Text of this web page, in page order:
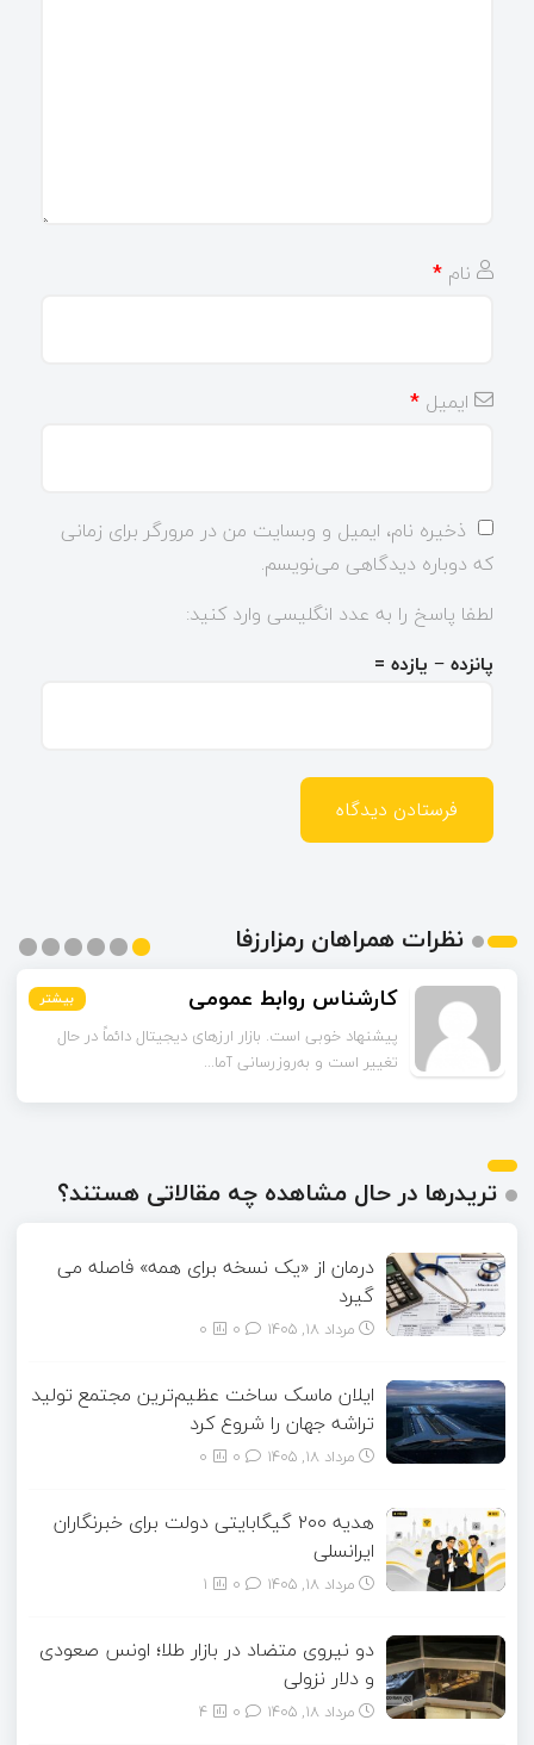
نام *
ایمیل *
ذخیره نام، ایمیل و وبسایت من در مرورگر برای زمانی
که دوباره دیدگاهی می‌نویسم.
لطفا پاسخ را به عدد انگلیسی وارد کنید:
پانزده − یازده =
نظرات همراهان رمزارزفا
بیشتر مشکات بیشتر
چند مورد از آمارهای مقاله مربوط به سال‌های گذشته است.
آیا امکان دارد نسخه به‌روز...
بیشتر
بیشتر
بیشتر
بیشتر
تریدرها در حال مشاهده چه مقالاتی هستند؟
درمان از «یک نسخه برای همه» فاصله می
گیرد
مرداد ۱۸, ۱۴۰۵ 0
ایلان ماسک ساخت عظیم‌ترین مجتمع تولید
تراشه جهان را شروع کرد
مرداد ۱۸, ۱۴۰۵ 0
هدیه ۲۰۰ گیگابایتی دولت برای خبرنگاران
ایرانسلی
مرداد ۱۸, ۱۴۰۵ 1
دو نیروی متضاد در بازار طلا؛ اونس صعودی
و دلار نزولی
مرداد ۱۸, ۱۴۰۵ 4